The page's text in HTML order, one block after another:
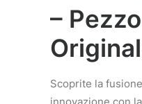
–
Scoprite la